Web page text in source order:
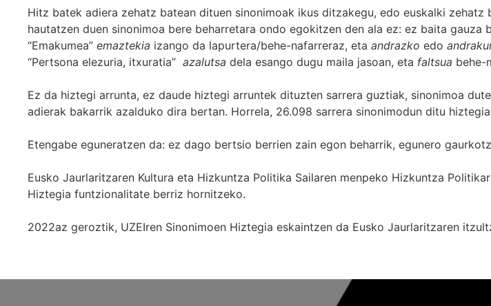
Hitz batek adiera zehatz batean dituen sinonimoak ikus ditzakegu, edo euskalki
hautatzen duen sinonimoa bere beharretara ondo egokitzen den ala ez: ez baita
“Emakumea” emaztekia izango da lapurtera/behe-nafarreraz, eta andrazko edo
“Pertsona elezuria, itxuratia” azalutsa dela esango dugu maila jasoan, eta faltsua behe-
Ez da hiztegi arrunta, ez daude hiztegi arruntek dituzten sarrera guztiak, sinonimoa
adierak bakarrik azalduko dira bertan. Horrela, 26.098 sarrera sinonimodun ditu
Etengabe eguneratzen da: ez dago bertsio berrien zain egon beharrik, egunero
Eusko Jaurlaritzaren Kultura eta Hizkuntza Politika Sailaren menpeko Hizkuntza
Hiztegia funtzionalitate berriz hornitzeko.
2022az geroztik, UZEIren Sinonimoen Hiztegia eskaintzen da Eusko Jaurlaritzaren